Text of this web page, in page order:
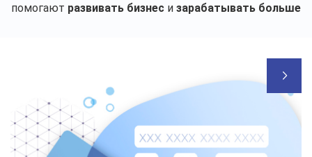
помогают развивать бизнес и зарабатывать больше